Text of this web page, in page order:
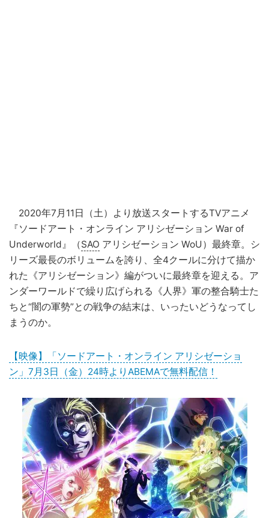
2020年7月11日（土）より放送スタートするTVアニメ
『ソードアート・オンライン アリシゼーション War of
Underworld』（SAO アリシゼーション WoU）最終章。シ
リーズ最長のボリュームを誇り、全4クールに分けて描か
れた《アリシゼーション》編がついに最終章を迎える。ア
ンダーワールドで繰り広げられる《人界》軍の整合騎士た
ちと“闇の軍勢”との戦争の結末は、いったいどうなってし
まうのか。
【映像】「ソードアート・オンライン アリシゼーショ
ン」7月3日（金）24時よりABEMAで無料配信！